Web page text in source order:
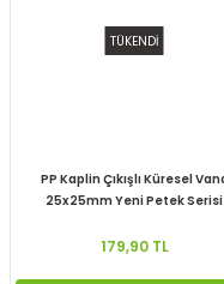
TÜKENDİ
PP Kaplin Çıkışlı Küresel
25x25mm Yeni Petek Serisi
179,90 TL